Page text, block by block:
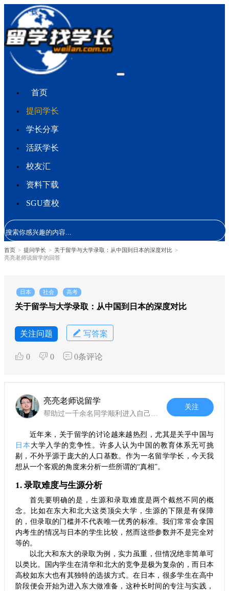
首页
提问学长
学长分享
活跃学长
校友汇
资料下载
SGU查校
首页 > 提问学长 > 关于留学与大学录取：从中国到日本的深度对比 >
亮亮老师说留学的回答
日本 社会 高考
关于留学与大学录取：从中国到日本的深度对比
关注问题 写答案
0 0 0条评论
亮亮老师说留学
帮助过一千余名同学顺利进入自己的理想日本学府
关注
近年来，关于留学的讨论越来越热烈，尤其是关乎中国与
日本 大学入学的竞争性。许多人认为中国的教育体系无可挑
剔，不外乎源于庞大的人口基数。作为一名留学学长，今天我
想从一个客观的角度来分析一些所谓的“真相”。
1. 录取难度与生源分析
首先要明确的是，生源和录取难度是两个截然不同的概
念。比如在东大和北大这类顶尖大学，生源的下限是有保障
的，但录取的门槛并不代表唯一优秀的标准。我们常常会拿国
内考生的情况与日本的学生比较，然而这些参数并不是完全对
等的。
以北大和东大的录取为例，实力虽重，但情况绝非简单可
以类比。国内学生在清华和北大的竞争是极为复杂的，而日本
高校如东大也有其独特的选拔方式。在日本，很多学生在高中
阶段便会开始为进入东大做准备，这种长时间的专注与实践，